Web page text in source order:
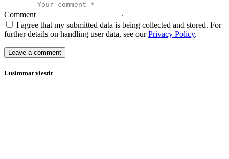
Comment
I agree that my submitted data is being collected and stored. For
further details on handling user data, see ourPrivacy Policy.
Uusimmat viestit